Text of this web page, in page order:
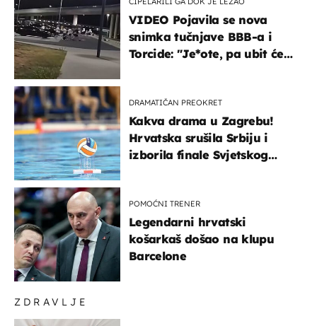
ZDRAVLJE
VIDEO Pojavila se nova
snimka tučnjave BBB-a i
Torcide: "Je*ote, pa ubit će
DRAMATIČAN PREOKRET
Kakva drama u Zagrebu!
Hrvatska srušila Srbiju i
izborila finale Svjetskog
POMOĆNI TRENER
Legendarni hrvatski
košarkaš došao na klupu
Barcelone